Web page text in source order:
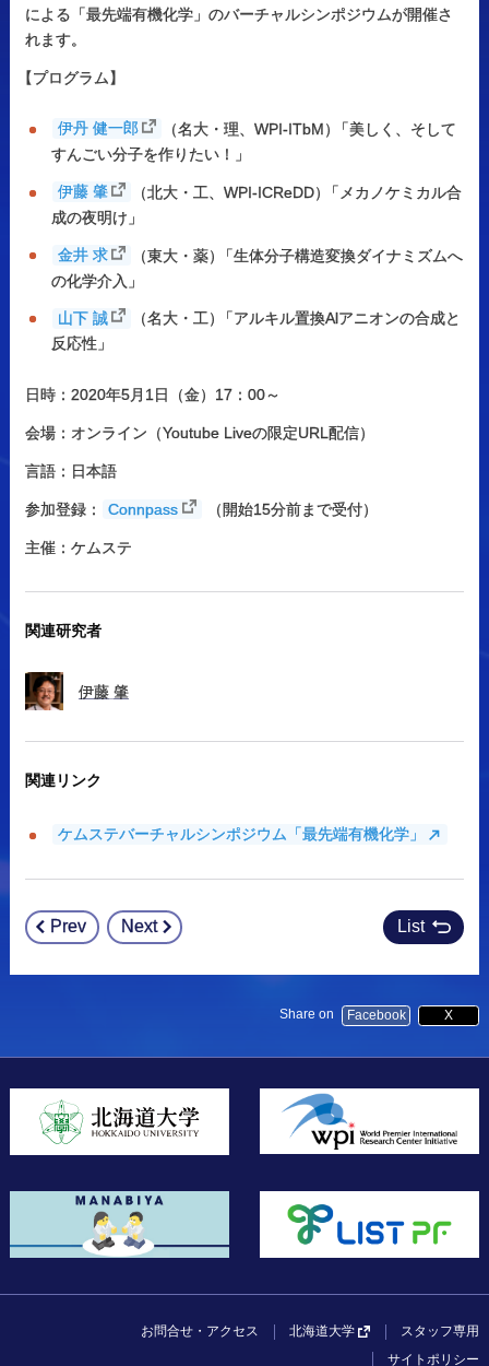
による「最先端有機化学」のバーチャルシンポジウムが開催さ
れます。
【プログラム】
伊丹 健一郎 （名大・理、WPI-ITbM）
「美しく、そして
すんごい分子を作りたい！」
伊藤 肇 （北大・工、WPI-ICReDD）
「メカノケミカル合
成の夜明け」
金井 求 （東大・薬）
「生体分子構造変換ダイナミズムへ
の化学介入」
山下 誠 （名大・工）
「アルキル置換Alアニオンの合成と
反応性」
日時：2020年5月1日（金）17：00～
会場：オンライン（Youtube Liveの限定URL配信）
言語：日本語
参加登録： Connpass （開始15分前まで受付）
主催：ケムステ
関連研究者
伊藤 肇
関連リンク
ケムステバーチャルシンポジウム「最先端有機化学」
Post
navigation
Prev Next List
Share on Facebook X
お問合せ・アクセス 北海道大学
スタッフ専用
サイトポリシー